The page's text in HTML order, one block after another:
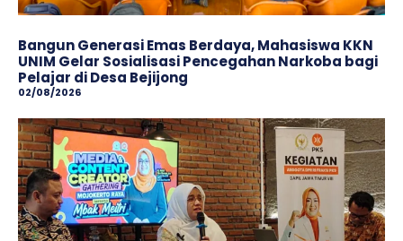
Bangun Generasi Emas Berdaya, Mahasiswa KKN
UNIM Gelar Sosialisasi Pencegahan Narkoba bagi
Pelajar di Desa Bejijong
02/08/2026